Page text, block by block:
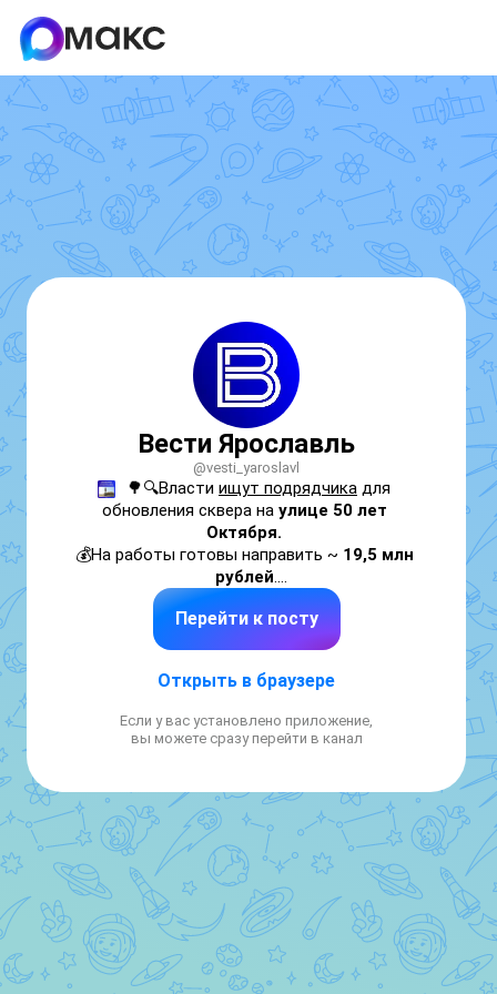
Вести Ярославль
@vesti_yaroslavl
🌳🔍Власти ищут подрядчика для
обновления сквера на улице 50 лет
Октября.
💰На работы готовы направить ~ 19,5 млн
рублей.
🛠 В проект благоустройства входят
обновление сетей водоснабжения,
▪️
⏳ Завершить все работы подрядчик должен
за 60 дней
с даты заключения контракта.
📄 Заявки на участие в торгах принимают
до 26 мая, а итоги конкурса планируют
подвести 29 мая.
Перейти к посту
Открыть в браузере
Если у вас установлено приложение,
вы можете сразу перейти в канал